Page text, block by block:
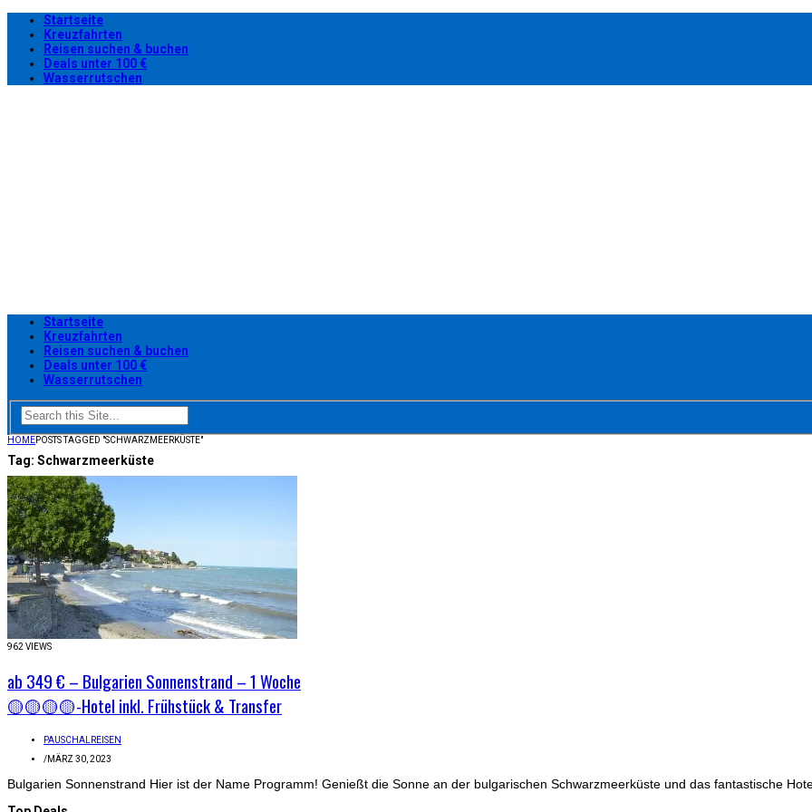
Startseite
Kreuzfahrten
Reisen suchen & buchen
Deals unter 100 €
Wasserrutschen
Startseite
Kreuzfahrten
Reisen suchen & buchen
Deals unter 100 €
Wasserrutschen
HOMEPOSTS TAGGED "SCHWARZMEERKÜSTE"
Tag: Schwarzmeerküste
962 VIEWS
ab 349 € – Bulgarien Sonnenstrand – 1 Woche
🟡🟡🟡🟡-Hotel inkl. Frühstück & Transfer
PAUSCHALREISEN
/MÄRZ 30, 2023
Bulgarien Sonnenstrand Hier ist der Name Programm! Genießt die Sonne an der bulgarischen Schwarzmeerküste und das fantastische